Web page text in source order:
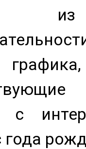
из
с
года